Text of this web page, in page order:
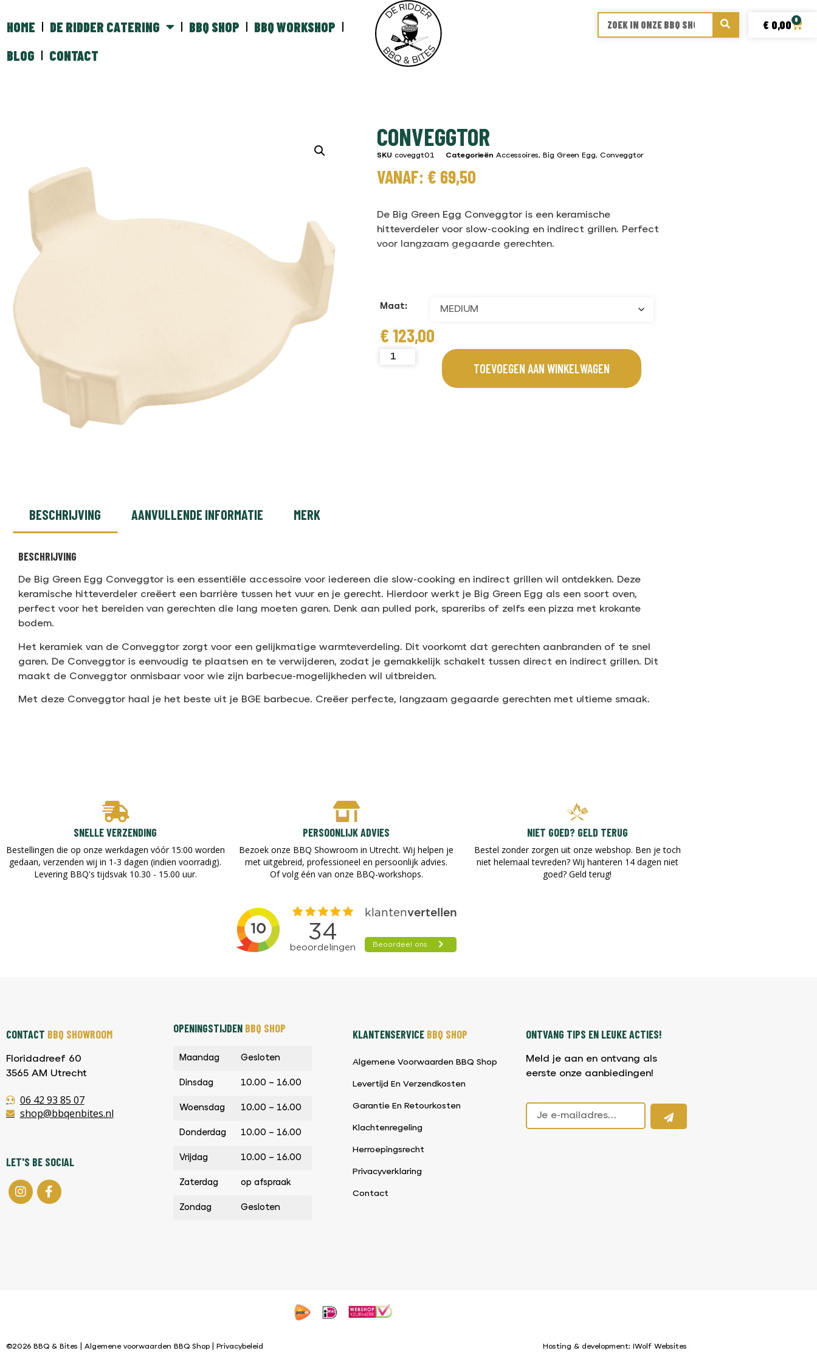
HOME DE RIDDER CATERING BBQ SHOP
BBQ WORKSHOP
BLOG
CONTACT
€ 0,00 0
CONVEGGTOR
SKU coveggt01 Categorieën Accessoires, Big Green Egg, Conveggtor
VANAF: € 69,50
De Big Green Egg Conveggtor is een keramische
hitteverdeler voor slow-cooking en indirect grillen. Perfect
voor langzaam gegaarde gerechten.
Maat:
€ 123,00
TOEVOEGEN AAN WINKELWAGEN
BESCHRIJVING AANVULLENDE INFORMATIE MERK
BESCHRIJVING
De Big Green Egg Conveggtor is een essentiële accessoire voor iedereen die slow-cooking en indirect grillen wil ontdekken. Deze
keramische hitteverdeler creëert een barrière tussen het vuur en je gerecht. Hierdoor werkt je Big Green Egg als een soort oven,
perfect voor het bereiden van gerechten die lang moeten garen. Denk aan pulled pork, spareribs of zelfs een pizza met krokante
bodem.
Het keramiek van de Conveggtor zorgt voor een gelijkmatige warmteverdeling. Dit voorkomt dat gerechten aanbranden of te snel
garen. De Conveggtor is eenvoudig te plaatsen en te verwijderen, zodat je gemakkelijk schakelt tussen direct en indirect grillen. Dit
maakt de Conveggtor onmisbaar voor wie zijn barbecue-mogelijkheden wil uitbreiden.
Met deze Conveggtor haal je het beste uit je BGE barbecue. Creëer perfecte, langzaam gegaarde gerechten met ultieme smaak.
SNELLE VERZENDING
Bestellingen die op onze werkdagen vóór 15:00 worden
gedaan, verzenden wij in 1-3 dagen (indien voorradig).
Levering BBQ's tijdsvak 10.30 - 15.00 uur.
PERSOONLIJK ADVIES
Bezoek onze BBQ Showroom in Utrecht. Wij helpen je
met uitgebreid, professioneel en persoonlijk advies.
Of volg één van onze BBQ-workshops.
NIET GOED? GELD TERUG
Bestel zonder zorgen uit onze webshop. Ben je toch
niet helemaal tevreden? Wij hanteren 14 dagen niet
goed? Geld terug!​
CONTACT BBQ SHOWROOM
Floridadreef 60
3565 AM Utrecht
06 42 93 85 07
shop@bbqenbites.nl
LET'S BE SOCIAL
OPENINGSTIJDEN BBQ SHOP
Maandag Gesloten
Dinsdag 10.00 – 16.00
Woensdag 10.00 – 16.00
Donderdag 10.00 – 16.00
Vrijdag 10.00 – 16.00
Zaterdag op afspraak
Zondag Gesloten
KLANTENSERVICE BBQ SHOP
Algemene Voorwaarden BBQ Shop
Levertijd En Verzendkosten
Garantie En Retourkosten
Klachtenregeling
Herroepingsrecht
Privacyverklaring
Contact
ONTVANG TIPS EN LEUKE ACTIES!
Meld je aan en ontvang als
eerste onze aanbiedingen!
©2026 BBQ & Bites | Algemene voorwaarden BBQ Shop Privacybeleid Hosting & development: IWolf Websites